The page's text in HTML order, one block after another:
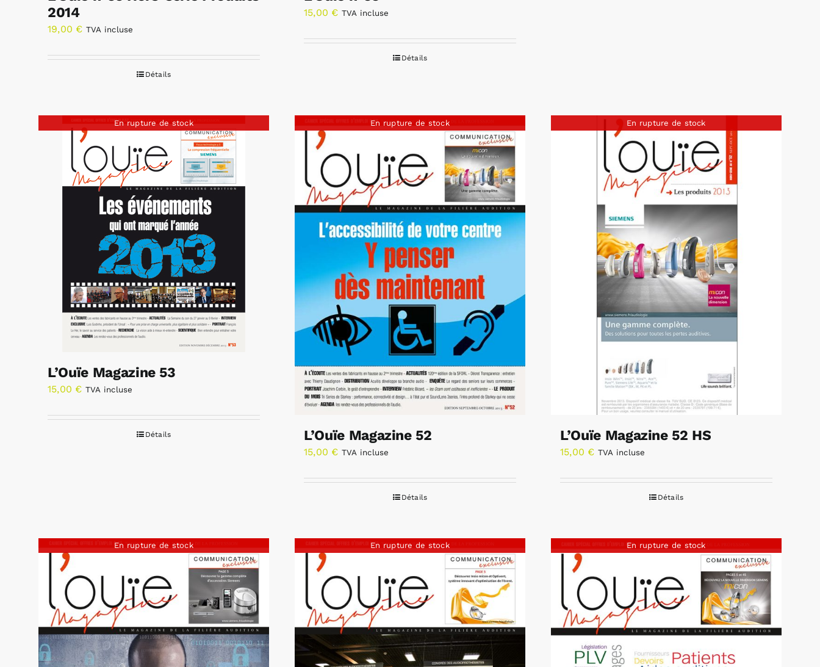
2014
19,00 € TVA incluse
Détails
15,00 € TVA incluse
Détails
En rupture de stock
L’Ouïe Magazine 53
15,00 € TVA incluse
Détails
En rupture de stock
L’Ouïe Magazine 52
15,00 € TVA incluse
Détails
En rupture de stock
L’Ouïe Magazine 52 HS
15,00 € TVA incluse
Détails
En rupture de stock En rupture de stock En rupture de stock